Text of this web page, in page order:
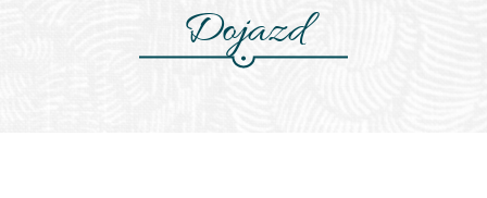
Dojazd